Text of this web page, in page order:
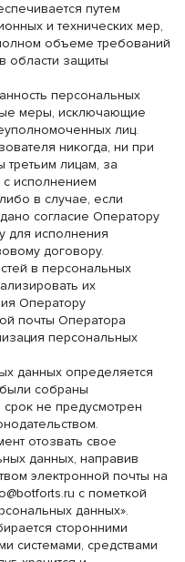
путем
и технических мер,
объеме требований
области защиты
персональных
меры, исключающие
лиц.
никогда, ни при
третьим лицам, за
исполнением
в случае, если
согласие Оператору
для исполнения
договору.
в персональных
их
Оператору
почты Оператора
персональных
данных определяется
собраны
не предусмотрен
отозвать свое
данных, направив
электронной почты на
с пометкой
данных».
сторонними
системами, средствами